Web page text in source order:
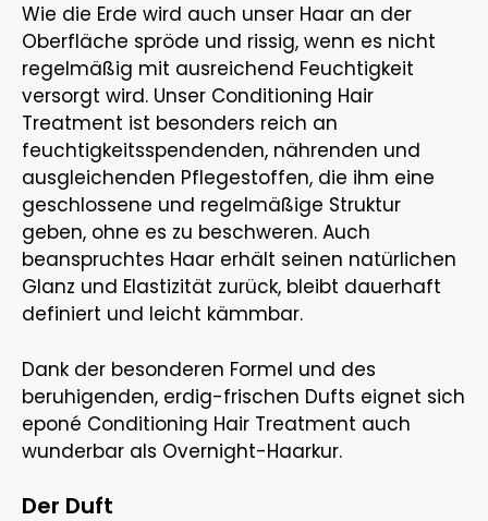
Wie die Erde wird auch unser Haar an der
Oberfläche spröde und rissig, wenn es nicht
regelmäßig mit ausreichend Feuchtigkeit
versorgt wird. Unser Conditioning Hair
Treatment ist besonders reich an
feuchtigkeitsspendenden, nährenden und
ausgleichenden Pflegestoffen, die ihm eine
geschlossene und regelmäßige Struktur
geben, ohne es zu beschweren. Auch
beanspruchtes Haar erhält seinen natürlichen
Glanz und Elastizität zurück, bleibt dauerhaft
definiert und leicht kämmbar.
Dank der besonderen Formel und des
beruhigenden, erdig-frischen Dufts eignet sich
eponé Conditioning Hair Treatment auch
wunderbar als Overnight-Haarkur.
Der Duft